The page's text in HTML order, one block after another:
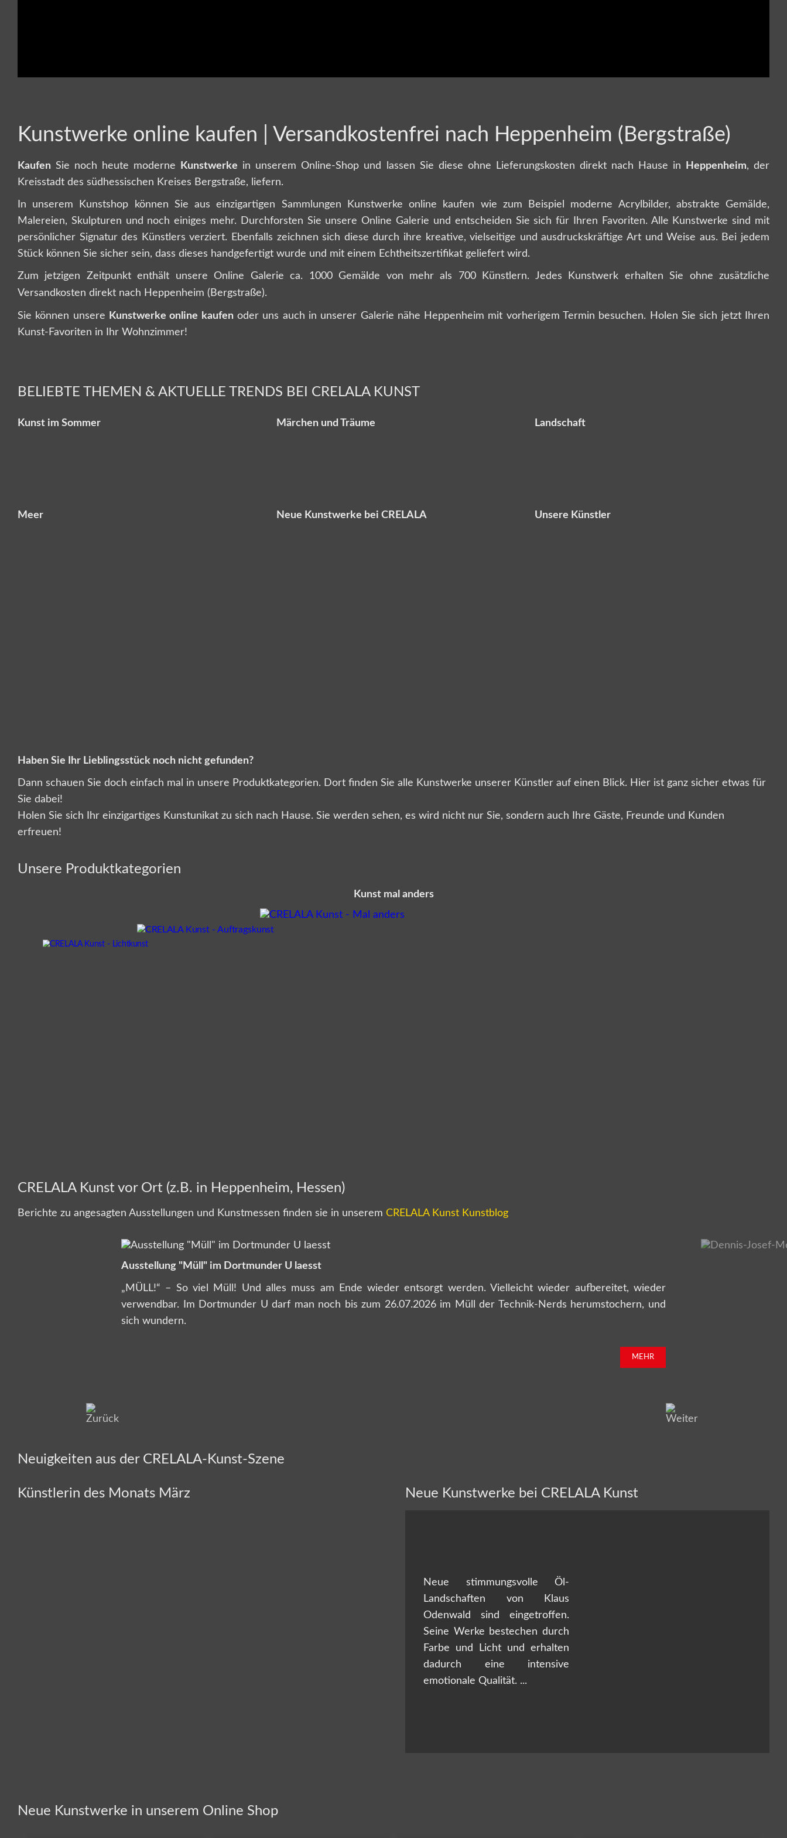
Kunstwerke online kaufen | Versandkostenfrei nach Heppenheim (Bergstraße)
Kaufen Sie noch heute moderne Kunstwerke in unserem Online-Shop und lassen Sie diese ohne Lieferungskosten direkt nach Hause in Heppenheim, der
Kreisstadt des südhessischen Kreises Bergstraße, liefern.
In unserem Kunstshop können Sie aus einzigartigen Sammlungen Kunstwerke online kaufen wie zum Beispiel moderne Acrylbilder, abstrakte Gemälde,
Malereien, Skulpturen und noch einiges mehr. Durchforsten Sie unsere Online Galerie und entscheiden Sie sich für Ihren Favoriten. Alle Kunstwerke sind mit
persönlicher Signatur des Künstlers verziert. Ebenfalls zeichnen sich diese durch ihre kreative, vielseitige und ausdruckskräftige Art und Weise aus. Bei jedem
Stück können Sie sicher sein, dass dieses handgefertigt wurde und mit einem Echtheitszertifikat geliefert wird.
Zum jetzigen Zeitpunkt enthält unsere Online Galerie ca. 1000 Gemälde von mehr als 700 Künstlern. Jedes Kunstwerk erhalten Sie ohne zusätzliche
Versandkosten direkt nach Heppenheim (Bergstraße).
Sie können unsere Kunstwerke online kaufen oder uns auch in unserer Galerie nähe Heppenheim mit vorherigem Termin besuchen. Holen Sie sich jetzt Ihren
Kunst-Favoriten in Ihr Wohnzimmer!
BELIEBTE THEMEN & AKTUELLE TRENDS BEI CRELALA KUNST
Kunst im Sommer Märchen und Träume Landschaft
Meer Neue Kunstwerke bei CRELALA Unsere Künstler
Haben Sie Ihr Lieblingsstück noch nicht gefunden?
Dann schauen Sie doch einfach mal in unsere Produktkategorien. Dort finden Sie alle Kunstwerke unserer Künstler auf einen Blick. Hier ist ganz sicher etwas für
Sie dabei!
Holen Sie sich Ihr einzigartiges Kunstunikat zu sich nach Hause. Sie werden sehen, es wird nicht nur Sie, sondern auch Ihre Gäste, Freunde und Kunden
erfreuen!
Unsere Produktkategorien
Kunst mal anders
CRELALA Kunst vor Ort (z.B. in Heppenheim, Hessen)
Berichte zu angesagten Ausstellungen und Kunstmessen finden sie in unserem CRELALA Kunst Kunstblog
Ausstellung "Müll" im Dortmunder U laesst
„MÜLL!“ – So viel Müll! Und alles muss am Ende wieder entsorgt werden. Vielleicht wieder aufbereitet, wieder
verwendbar. Im Dortmunder U darf man noch bis zum 26.07.2026 im Müll der Technik-Nerds herumstochern, und
sich wundern.
MEHR
Neuigkeiten aus der CRELALA-Kunst-Szene
Künstlerin des Monats März Neue Kunstwerke bei CRELALA Kunst
Neue stimmungsvolle Öl-
Landschaften von Klaus
Odenwald sind eingetroffen.
Seine Werke bestechen durch
Farbe und Licht und erhalten
dadurch eine intensive
emotionale Qualität. ...
Neue Kunstwerke in unserem Online Shop